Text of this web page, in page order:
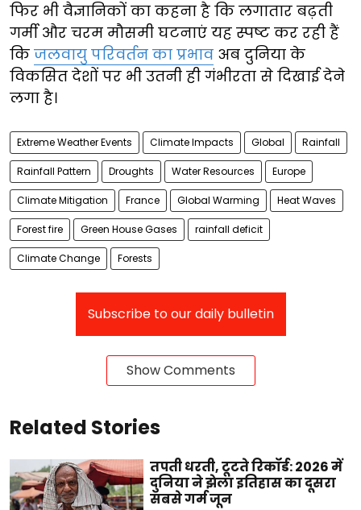
फिर भी वैज्ञानिकों का कहना है कि लगातार बढ़ती
गर्मी और चरम मौसमी घटनाएं यह स्पष्ट कर रही हैं
कि जलवायु परिवर्तन का प्रभाव अब दुनिया के
विकसित देशों पर भी उतनी ही गंभीरता से दिखाई देने
लगा है।
Extreme Weather Events Climate Impacts Global Rainfall
Rainfall Pattern Droughts Water Resources Europe
Climate Mitigation France Global Warming Heat Waves
Forest fire Green House Gases rainfall deficit
Climate Change Forests
Subscribe to our daily bulletin
Show Comments
Related Stories
तपती धरती, टूटते रिकॉर्ड: 2026 में
दुनिया ने झेला इतिहास का दूसरा
सबसे गर्म जून